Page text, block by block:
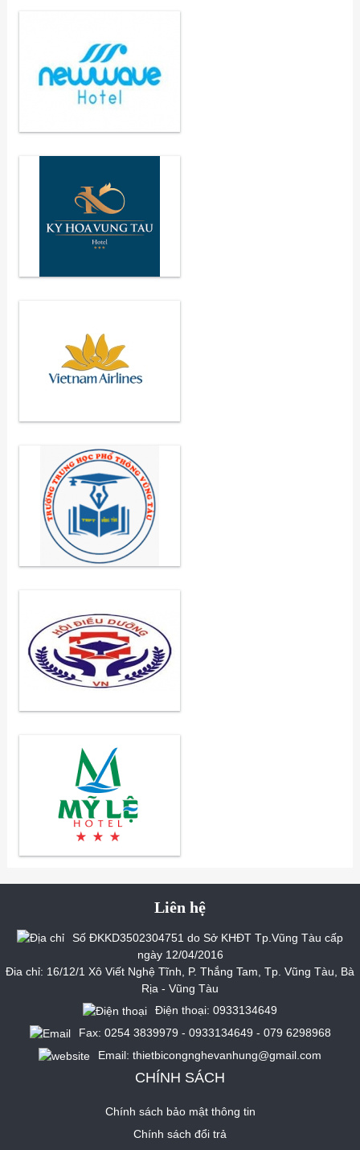
Liên hệ
Số ĐKKD3502304751 do Sở KHĐT Tp.Vũng Tàu cấp
ngày 12/04/2016
Đia chỉ: 16/12/1 Xô Viết Nghệ Tĩnh, P. Thắng Tam, Tp. Vũng Tàu, Bà
Rịa - Vũng Tàu
Điện thoại: 0933134649
Fax: 0254 3839979 - 0933134649 - 079 6298968
Email: thietbicongnghevanhung@gmail.com
CHÍNH SÁCH
Chính sách bảo mật thông tin
Chính sách đổi trả